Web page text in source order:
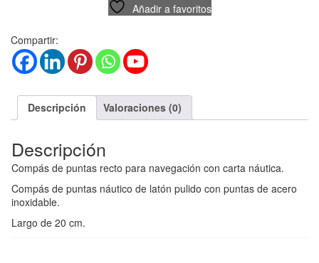
Añadir a favoritos
Compartir:
Descripción Valoraciones (0)
Descripción
Compás de puntas recto para navegación con carta náutica.
Compás de puntas náutico de latón pulido con puntas de acero
inoxidable.
Largo de 20 cm.